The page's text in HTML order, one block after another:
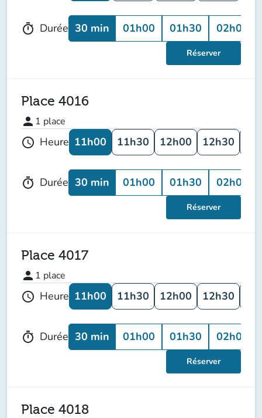
timer Durée 30 min 01h00 01h30 02h00
Réserver
Place 4016
person 1 place
schedule Heure 11h00 11h30 12h00 12h30
timer Durée 30 min 01h00 01h30 02h00
Réserver
Place 4017
person 1 place
schedule Heure 11h00 11h30 12h00 12h30
timer Durée 30 min 01h00 01h30 02h00
Réserver
Place 4018